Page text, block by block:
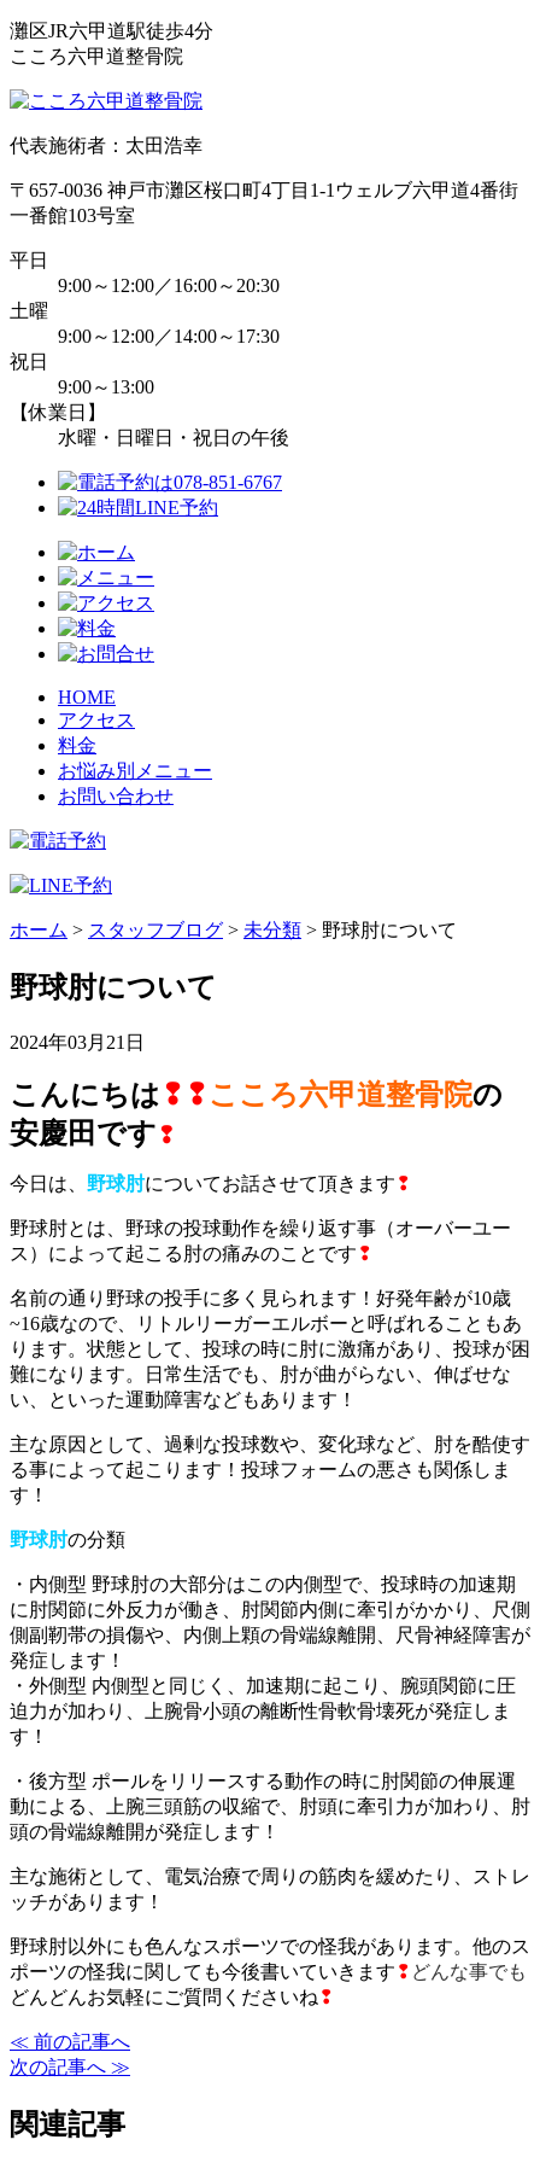
灘区JR六甲道駅徒歩4分
こころ六甲道整骨院
代表施術者：太田浩幸
〒657-0036 神戸市灘区桜口町4丁目1-1ウェルブ六甲道4番街
一番館103号室
平日
9:00～12:00／16:00～20:30
土曜
9:00～12:00／14:00～17:30
祝日
9:00～13:00
【休業日】
水曜・日曜日・祝日の午後
HOME
アクセス
料金
お悩み別メニュー
お問い合わせ
ホーム > スタッフブログ > 未分類 > 野球肘について
野球肘について
2024年03月21日
こんにちは ❢❢こころ六甲道整骨院の
安慶田です❢
今日は、 野球肘についてお話させて頂きます ❢
野球肘とは、野球の投球動作を繰り返す事（オーバーユー
ス）によって起こる肘の痛みのことです ❢
名前の通り野球の投手に多く見られます！好発年齢が10歳
~16歳なので、リトルリーガーエルボーと呼ばれることもあ
ります。状態として、投球の時に肘に激痛があり、投球が困
難になります。日常生活でも、肘が曲がらない、伸ばせな
い、といった運動障害などもあります！
主な原因として、過剰な投球数や、変化球など、肘を酷使す
る事によって起こります！投球フォームの悪さも関係しま
す！
野球肘の分類
・内側型 野球肘の大部分はこの内側型で、投球時の加速期
に肘関節に外反力が働き、肘関節内側に牽引がかかり、尺側
側副靭帯の損傷や、内側上顆の骨端線離開、尺骨神経障害が
発症します！
・外側型 内側型と同じく、加速期に起こり、腕頭関節に圧
迫力が加わり、上腕骨小頭の離断性骨軟骨壊死が発症しま
す！
・後方型 ポールをリリースする動作の時に肘関節の伸展運
動による、上腕三頭筋の収縮で、肘頭に牽引力が加わり、肘
頭の骨端線離開が発症します！
主な施術として、電気治療で周りの筋肉を緩めたり、ストレ
ッチがあります！
野球肘以外にも色んなスポーツでの怪我があります。他のス
ポーツの怪我に関しても今後書いていきます ❢ どんな事でも
どんどんお気軽にご質問くださいね ❢
≪ 前の記事へ
次の記事へ ≫
関連記事